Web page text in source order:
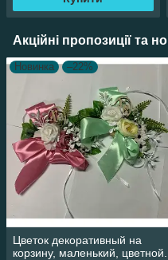
Акційні пропозиції та
Новинка –22%
Цветок декоративный на
корзину, маленький, цветной.